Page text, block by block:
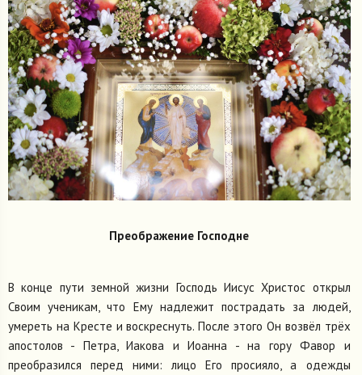
Преображение Господне
В конце пути земной жизни Господь Иисус Христос открыл
Своим ученикам, что Ему надлежит пострадать за людей,
умереть на Кресте и воскреснуть. После этого Он возвёл трёх
апостолов - Петра, Иакова и Иоанна - на гору Фавор и
преобразился перед ними: лицо Его просияло, а одежды